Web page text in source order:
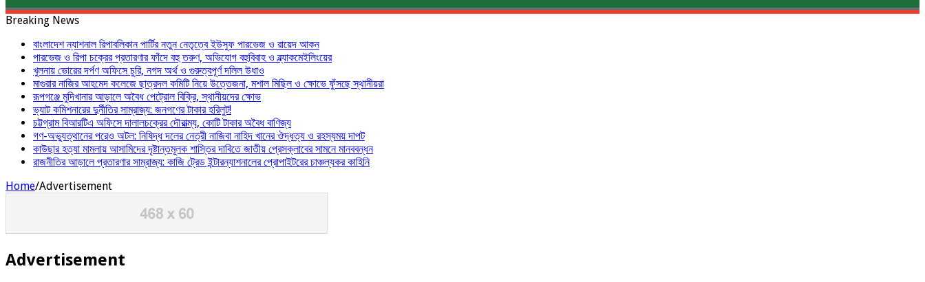
Breaking News
বাংলাদেশ ন্যাশনাল রিপাবলিকান পার্টির নতুন নেতৃত্বে ইউসুফ পারভেজ ও রায়েদ আকন
পারভেজ ও রিপা চক্রের প্রতারণার ফাঁদে বহু তরুণ, অভিযোগ বহুবিবাহ ও ব্ল্যাকমেইলিংয়ের
খুলনায় ভোরের দর্পণ অফিসে চুরি, নগদ অর্থ ও গুরুত্বপূর্ণ দলিল উধাও
মাগুরার নাজির আহমেদ কলেজে ছাত্রদল কমিটি নিয়ে উত্তেজনা, মশাল মিছিল ও ক্ষোভে ফুঁসছে স্থানীয়রা
রূপগঞ্জে মুদিখানার আড়ালে অবৈধ পেট্রোল বিক্রি, স্থানীয়দের ক্ষোভ
ভ্যাট কমিশনারের দুর্নীতির সাম্রাজ্য: জনগণের টাকার হরিলুট!
চট্টগ্রাম বিআরটিএ অফিসে দালালচক্রের দৌরাত্ম্য, কোটি টাকার অবৈধ বাণিজ্য
গণ-অভ্যুত্থানের পরেও অটল: নিষিদ্ধ দলের নেত্রী নাজিবা নাহিদ খানের ঔদ্ধত্য ও রহস্যময় দাপট
কাউছার হত্যা মামলায় আসামিদের দৃষ্টান্তমূলক শাস্তির দাবিতে জাতীয় প্রেসক্লাবের সামনে মানববন্ধন
রাজনীতির আড়ালে প্রতারণার সাম্রাজ্য: কাজি ট্রেড ইন্টারন্যাশনালের প্রোপাইটরের চাঞ্চল্যকর কাহিনি
Home/Advertisement
Advertisement